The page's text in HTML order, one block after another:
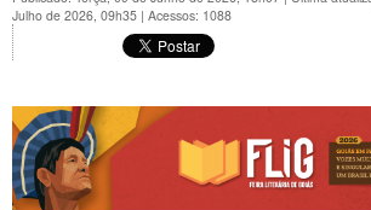
Julho de 2026, 09h35 | Acessos: 1088